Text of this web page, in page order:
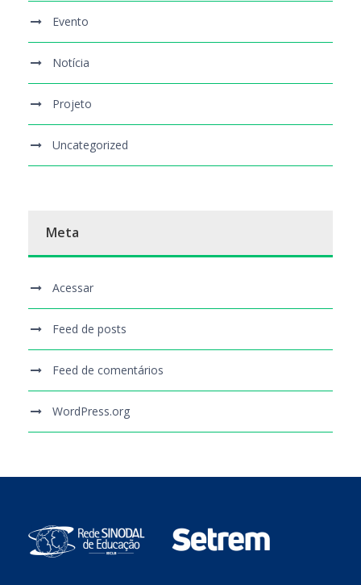
Evento
Notícia
Projeto
Uncategorized
Meta
Acessar
Feed de posts
Feed de comentários
WordPress.org